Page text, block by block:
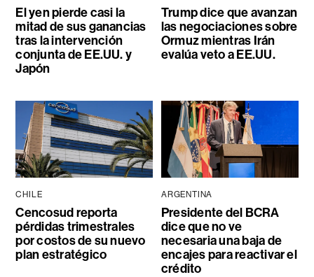
El yen pierde casi la
mitad de sus ganancias
tras la intervención
conjunta de EE.UU. y
Japón
Trump dice que avanzan
las negociaciones sobre
Ormuz mientras Irán
evalúa veto a EE.UU.
CHILE
Cencosud reporta
pérdidas trimestrales
por costos de su nuevo
plan estratégico
ARGENTINA
Presidente del BCRA
dice que no ve
necesaria una baja de
encajes para reactivar el
crédito